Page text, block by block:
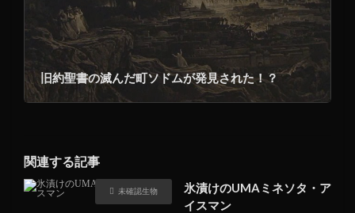
旧約聖書の滅んだ町ソドムが発見された！？
関連する記事
未確認生物
氷漬けのUMAミネソタ・ア
イスマン